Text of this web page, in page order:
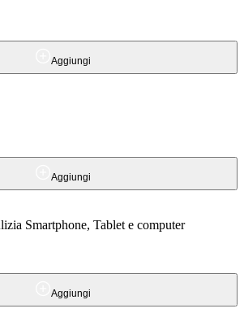
Aggiungi
Aggiungi
Smartphone, Tablet e computer
Aggiungi